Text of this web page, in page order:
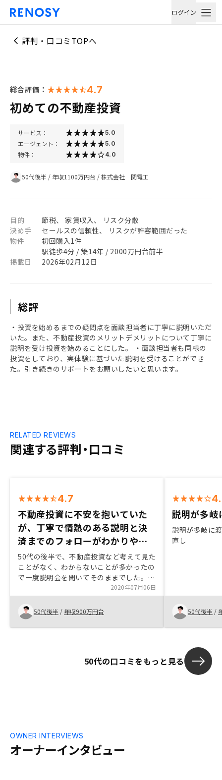
ログイン
評判・口コミTOPへ
総合評価： 4.7
初めての不動産投資
サービス： 5.0
エージェント： 5.0
物件： 4.0
50代後半 / 年収1100万円台 /株式会社 関電工
目的
節税、 家賃収入、 リスク分散
決め手
セールスの信頼性、 リスクが許容範囲だった
物件
初回購入1件
駅徒歩4分 / 築14年 / 2000万円台前半
掲載日
2026年02月12日
総評
・投資を始めるまでの疑問点を面談担当者に丁寧に説明いただ
いた。また、不動産投資のメリットデメリットについて丁寧に
説明を受け投資を始めることにした。 ・面談担当者も同様の
投資をしており、実体験に基づいた説明を受けることができ
た。引き続きのサポートをお願いしたいと思います。
関連する評判・口コミ
RELATED REVIEWS
4.7
不動産投資に不安を抱いていた
が、丁寧で情熱のある説明と決
済までのフォローがわかりやす
くよかった
50代の後半で、不動産投資など考えて見た
ことがなく、わからないことが多かったの
で一度説明会を聞いてそのままでした。少
しプランを変えて、ご提案してきてくれた
ので、もう少し話を聞く機会を持ちまし
た。少し興味を持ってきたのですが、やは
り不安があり、コロナが少し話題になりか
けた状況でしたので、市場変化が読みづら
のタイミングに投資する方が、後回しにす
きました。物件の売れるスピードが速いと
いうことや金額的な範囲も限られていたの
で、仕方がないと思いますが、もう少し選
2020年07月06日
50代後半 / 年収900万円台
説明が多岐
説明が多岐に
直し
50代後半 /
50代の口コミをもっと見る
オーナーインタビュー
OWNER INTERVIEWS